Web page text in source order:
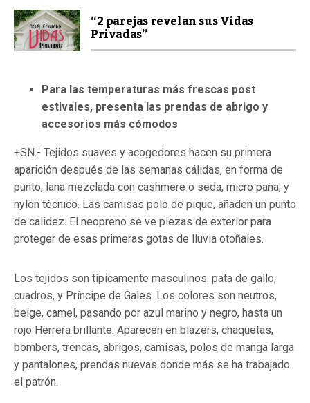
“2 parejas revelan sus Vidas
Privadas”
Para las temperaturas más frescas post
estivales, presenta las prendas de abrigo y
accesorios más cómodos
+SN.- Tejidos suaves y acogedores hacen su primera
aparición después de las semanas cálidas, en forma de
punto, lana mezclada con cashmere o seda, micro pana, y
nylon técnico. Las camisas polo de pique, añaden un punto
de calidez. El neopreno se ve piezas de exterior para
proteger de esas primeras gotas de lluvia otoñales.
Los tejidos son típicamente masculinos: pata de gallo,
cuadros, y Príncipe de Gales. Los colores son neutros,
beige, camel, pasando por azul marino y negro, hasta un
rojo Herrera brillante. Aparecen en blazers, chaquetas,
bombers, trencas, abrigos, camisas, polos de manga larga
y pantalones, prendas nuevas donde más se ha trabajado
el patrón.